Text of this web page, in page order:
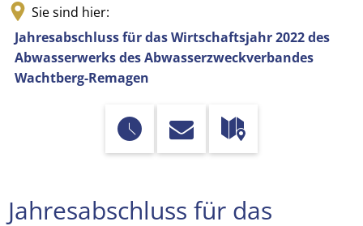
Sie sind hier:
Jahresabschluss für das Wirtschaftsjahr 2022 des
Abwasserwerks des Abwasserzweckverbandes
Wachtberg-Remagen
Jahresabschluss für das